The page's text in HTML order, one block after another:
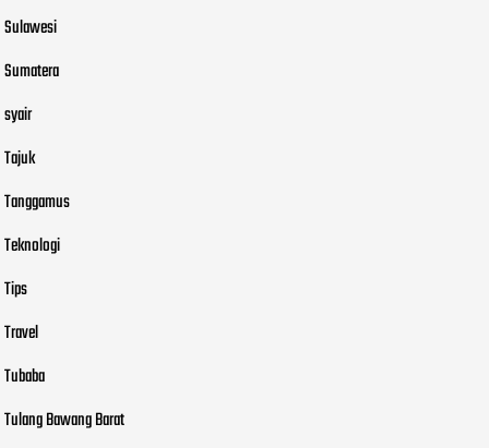
Sulawesi
Sumatera
syair
Tajuk
Tanggamus
Teknologi
Tips
Travel
Tubaba
Tulang Bawang Barat